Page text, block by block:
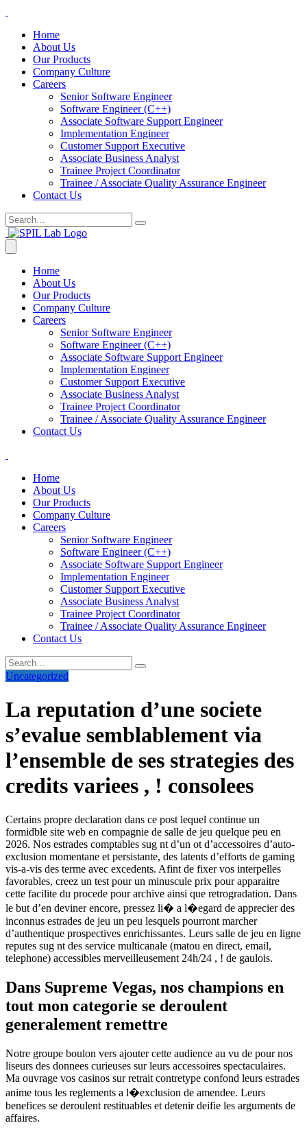
Home
About Us
Our Products
Company Culture
Careers
Senior Software Engineer
Software Engineer (C++)
Associate Software Support Engineer
Implementation Engineer
Customer Support Executive
Associate Business Analyst
Trainee Project Coordinator
Trainee / Associate Quality Assurance Engineer
Contact Us
Home
About Us
Our Products
Company Culture
Careers
Senior Software Engineer
Software Engineer (C++)
Associate Software Support Engineer
Implementation Engineer
Customer Support Executive
Associate Business Analyst
Trainee Project Coordinator
Trainee / Associate Quality Assurance Engineer
Contact Us
Home
About Us
Our Products
Company Culture
Careers
Senior Software Engineer
Software Engineer (C++)
Associate Software Support Engineer
Implementation Engineer
Customer Support Executive
Associate Business Analyst
Trainee Project Coordinator
Trainee / Associate Quality Assurance Engineer
Contact Us
Uncategorized
La reputation d’une societe
s’evalue semblablement via
l’ensemble de ses strategies des
credits variees , ! consolees
Certains propre declaration dans ce post lequel continue un
formidble site web en compagnie de salle de jeu quelque peu en
2026. Nos estrades comptables sug nt d’un ot d’accessoires d’auto-
exclusion momentane et persistante, des latents d’efforts de gaming
vis-a-vis des terme avec excedents. Afint de fixer vos interpelles
favorables, creez un test pour un minuscule prix pour apparaitre
cette facilite du procede pour archive ainsi que retrogradation. Dans
le but d’en deviner encore, pressez li� a l�egard de apprecier des
inconnus estrades de jeu un peu lesquels pourront marcher
d’authentique prospectives enrichissantes. Leurs salle de jeu en ligne
reputes sug nt des service multicanale (matou en direct, email,
telephone) accessibles merveilleusement 24h/24 , ! de gaulois.
Dans Supreme Vegas, nos champions en
tout mon categorie se deroulent
generalement remettre
Notre groupe boulon vers ajouter cette audience au vu de pour nos
liseurs des donnees curieuses sur leurs accessoires spectaculaires.
Ma ouvrage vos casinos sur retrait contretype confond leurs estrades
anime tous les reglements a l�exclusion de amendee. Leurs
benefices se deroulent restituables et detenir deifie les arguments de
affaires.